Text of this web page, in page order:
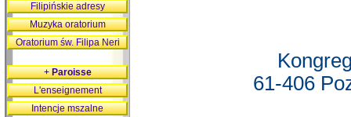
61-406
Filipińskie adresy
Muzyka oratorium
Oratorium św. Filipa Neri
+Paroisse
L'enseignement
Intencje mszalne